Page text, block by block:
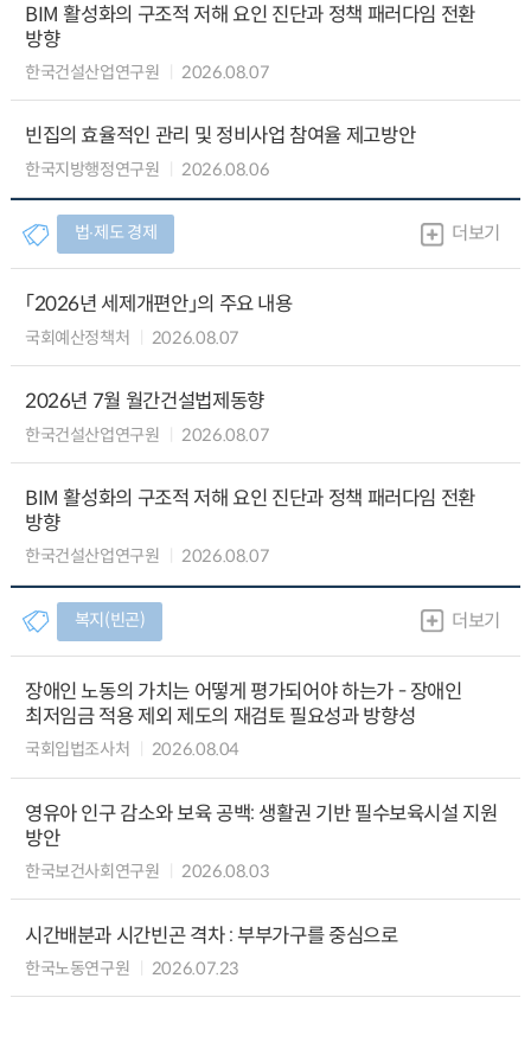
BIM 활성화의 구조적 저해 요인 진단과 정책 패러다임 전환
방향
한국건설산업연구원 2026.08.07
빈집의 효율적인 관리 및 정비사업 참여율 제고방안
한국지방행정연구원 2026.08.06
법∙제도 경제 더보기
「2026년 세제개편안」의 주요 내용
국회예산정책처 2026.08.07
2026년 7월 월간건설법제동향
한국건설산업연구원 2026.08.07
BIM 활성화의 구조적 저해 요인 진단과 정책 패러다임 전환
방향
한국건설산업연구원 2026.08.07
복지(빈곤) 더보기
장애인 노동의 가치는 어떻게 평가되어야 하는가 - 장애인
최저임금 적용 제외 제도의 재검토 필요성과 방향성
국회입법조사처 2026.08.04
영유아 인구 감소와 보육 공백: 생활권 기반 필수보육시설 지원
방안
한국보건사회연구원 2026.08.03
시간배분과 시간빈곤 격차 : 부부가구를 중심으로
한국노동연구원 2026.07.23